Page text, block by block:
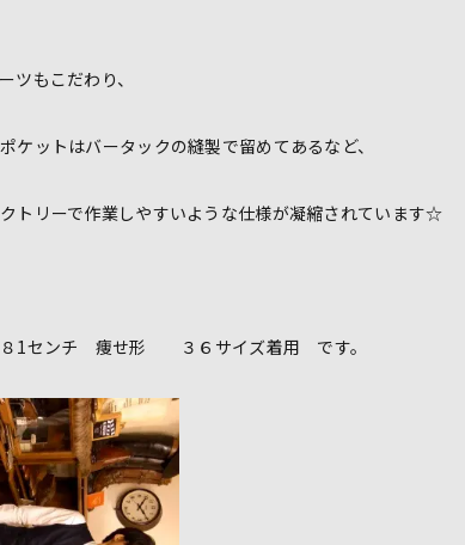
ツもこだわり、
ケットはバータックの縫製で留めてあるなど、
トリーで作業しやすいような仕様が凝縮されています☆
８1センチ 痩せ形 ３６サイズ着用 です。